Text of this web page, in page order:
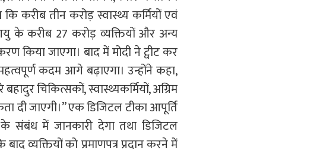
करीब तीन करोड़ स्वास्थ्य कर्मियों एवं
के करीब 27 करोड़ व्यक्तियों और अन्य
किया जाएगा। बाद में मोदी ने ट्वीट कर
कदम आगे बढ़ाएगा। उन्होंने कहा,
चिकित्सकों, स्वास्थ्यकर्मियों, अग्रिम
दी जाएगी।’’ एक डिजिटल टीका आपूर्ति
के संबंध में जानकारी देगा तथा डिजिटल
व्यक्तियों को प्रमाणपत्र प्रदान करने में